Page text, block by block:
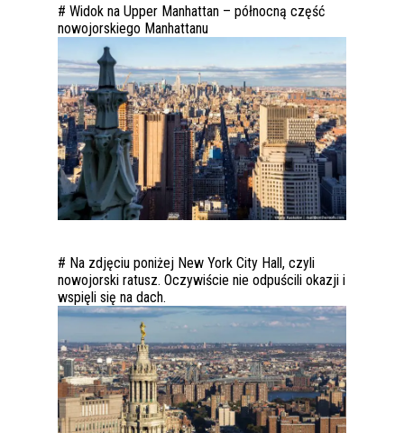
# Widok na Upper Manhattan – północną część
nowojorskiego Manhattanu
# Na zdjęciu poniżej New York City Hall, czyli
nowojorski ratusz. Oczywiście nie odpuścili okazji i
wspięli się na dach.